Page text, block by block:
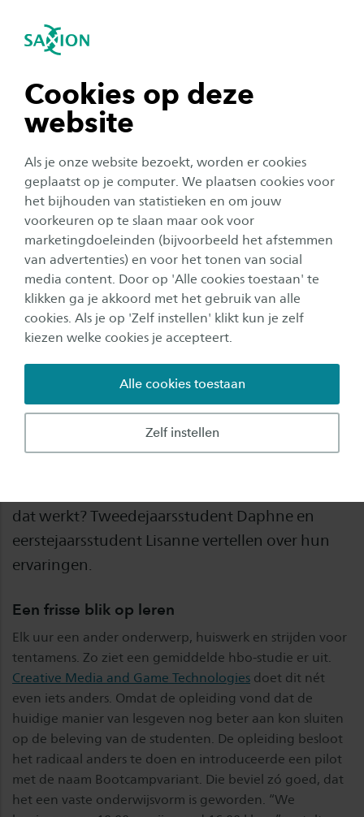
Cookies op deze
website
Als je onze website bezoekt, worden er cookies
geplaatst op je computer. We plaatsen cookies voor
het bijhouden van statistieken en om jouw
voorkeuren op te slaan maar ook voor
marketingdoeleinden (bijvoorbeeld het afstemmen
van advertenties) en voor het tonen van social
media content. Door op 'Alle cookies toestaan' te
klikken ga je akkoord met het gebruik van alle
cookies. Als je op 'Zelf instellen' klikt kun je zelf
kiezen welke cookies je accepteert.
Zelf instellen
Alle cookies toestaan
Navigatie openen
tonen
tonen
tonen
tonen
sluiten
Onderwijs
Slimmer studeren? Maak
kennis met de
bootcampaanpak van CMGT
Auteur:
Kyra Zeimentz
Publicatiedatum:
6 juni 2025 Leestijd: Minuten
Bootcamps. Nee, niet in de sportschool, maar
op school. Bij de opleiding Creative Media and
Game Technologies (CMGT) leren studenten
dat werkt? Tweedejaarsstudent Daphne en
eerstejaarsstudent Lisanne vertellen over hun
ervaringen.
Een frisse blik op leren
Elk uur een ander onderwerp, huiswerk en strijden voor
tentamens. Zo ziet een gemiddelde hbo-studie er uit.
Creative Media and Game Technologies doet dit nét
even iets anders. Omdat de opleiding vond dat de
huidige manier van lesgeven nog beter aan kon sluiten
op de beleving van de studenten. De opleiding besloot
het radicaal anders te doen en introduceerde een pilot
met de naam Bootcampvariant. Die beviel zó goed, dat
het een vaste onderwijsvorm is geworden. “We